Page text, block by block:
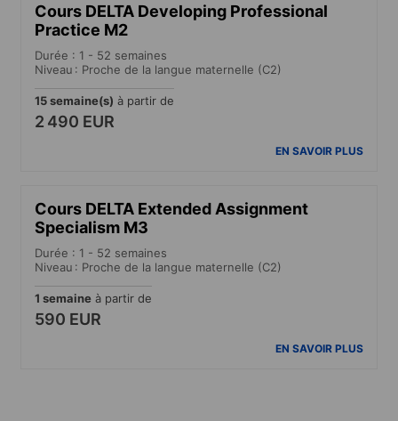
Cours DELTA Developing Professional
Practice M2
Durée : 1 - 52 semaines
Niveau : Proche de la langue maternelle (C2)
15 semaine(s) à partir de
2 490 EUR
EN SAVOIR PLUS
Cours DELTA Extended Assignment
Specialism M3
Durée : 1 - 52 semaines
Niveau : Proche de la langue maternelle (C2)
1 semaine à partir de
590 EUR
EN SAVOIR PLUS